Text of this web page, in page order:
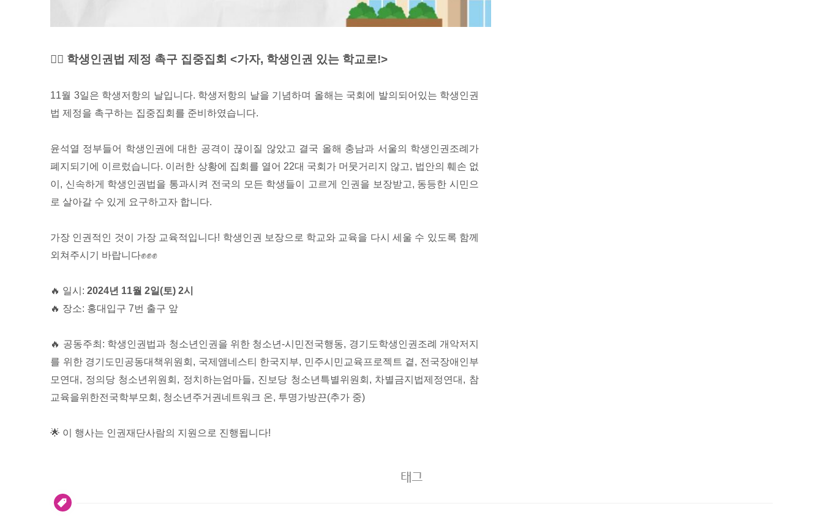
🏳️‍🌈 학생인권법 제정 촉구 집중집회 <가자, 학생인권 있는 학교로!>
11월 3일은 학생저항의 날입니다. 학생저항의 날을 기념하며 올해는 국회에 발의되어있는 학생인권
법 제정을 촉구하는 집중집회를 준비하였습니다.
윤석열 정부들어 학생인권에 대한 공격이 끊이질 않았고 결국 올해 충남과 서울의 학생인권조례가
폐지되기에 이르렀습니다. 이러한 상황에 집회를 열어 22대 국회가 머뭇거리지 않고, 법안의 훼손 없
이, 신속하게 학생인권법을 통과시켜 전국의 모든 학생들이 고르게 인권을 보장받고, 동등한 시민으
로 살아갈 수 있게 요구하고자 합니다.
가장 인권적인 것이 가장 교육적입니다! 학생인권 보장으로 학교와 교육을 다시 세울 수 있도록 함께
외쳐주시기 바랍니다✊✊✊
🔥 일시: 2024년 11월 2일(토) 2시
🔥 장소: 홍대입구 7번 출구 앞
🔥 공동주최: 학생인권법과 청소년인권을 위한 청소년-시민전국행동, 경기도학생인권조례 개악저지
를 위한 경기도민공동대책위원회, 국제앰네스티 한국지부, 민주시민교육프로젝트 곁, 전국장애인부
모연대, 정의당 청소년위원회, 정치하는엄마들, 진보당 청소년특별위원회, 차별금지법제정연대, 참
교육을위한전국학부모회, 청소년주거권네트워크 온, 투명가방끈(추가 중)
🌟 이 행사는 인권재단사람의 지원으로 진행됩니다!
태그